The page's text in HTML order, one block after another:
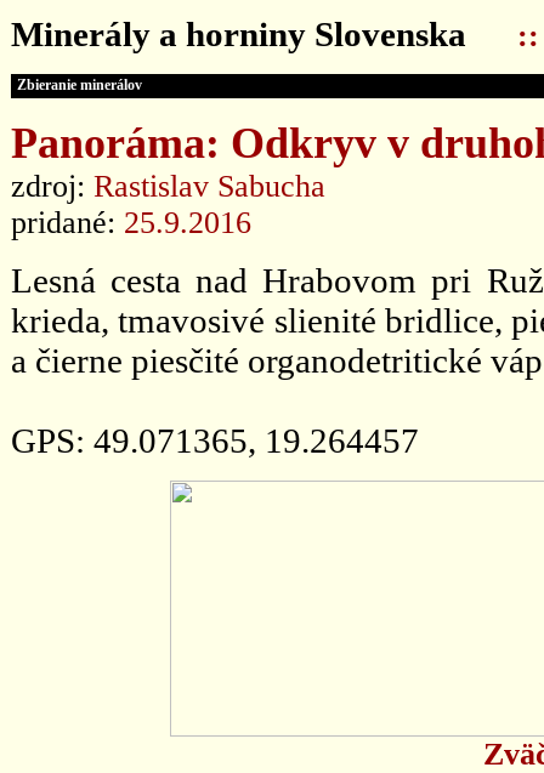
Minerály a horniny Slovenska ::
Zbieranie minerálov
Panoráma: Odkryv v
zdroj: Rastislav Sabucha
pridané: 25.9.2016
Lesná cesta nad Hrabovom pri
krieda, tmavosivé slienité bridlice,
a čierne piesčité organodetritické
GPS: 49.071365, 19.264457